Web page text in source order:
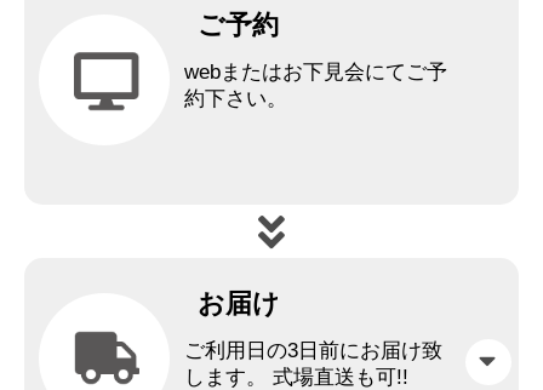
ご予約
webまたはお下見会にてご予
約下さい。
お届け
ご利用日の3日前にお届け致
します。
式場直送も可!!